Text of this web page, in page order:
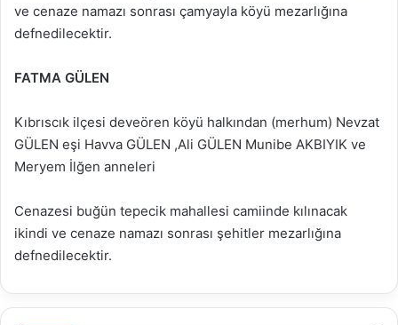
ve cenaze namazı sonrası çamyayla köyü mezarlığına
defnedilecektir.
FATMA GÜLEN
Kıbrıscık ilçesi deveören köyü halkından (merhum) Nevzat
GÜLEN eşi Havva GÜLEN ,Ali GÜLEN Munibe AKBIYIK ve
Meryem İlğen anneleri
Cenazesi buğün tepecik mahallesi camiinde kılınacak
ikindi ve cenaze namazı sonrası şehitler mezarlığına
defnedilecektir.